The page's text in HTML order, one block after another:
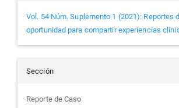
Vol. 54 Núm. Suplemento 1 (2021): Reportes
oportunidad para compartir experiencias
Sección
Reporte de Caso